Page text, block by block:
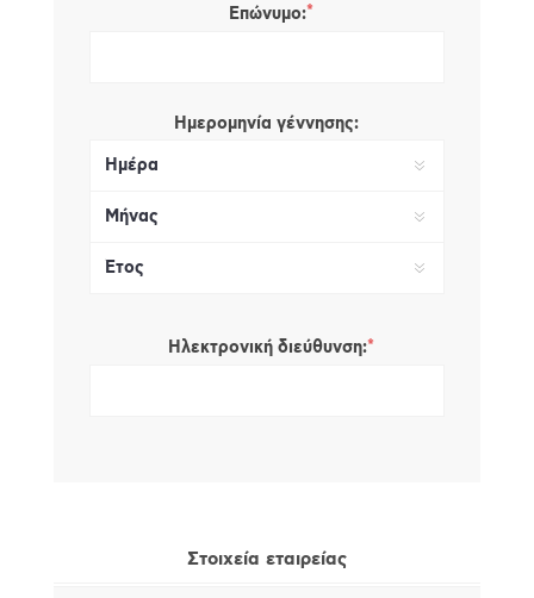
Επώνυμο:*
Ημερομηνία γέννησης:
Ηλεκτρονική διεύθυνση:*
Στοιχεία εταιρείας